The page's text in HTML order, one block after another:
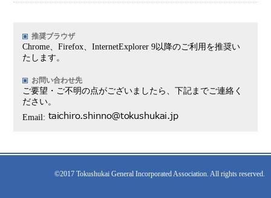
推奨ブラウザ
Chrome、Firefox、InternetExplorer 9以降のご利用を推奨い
たします。
お問い合わせ先
ご要望・ご不明の点がございましたら、下記までご連絡く
ださい。
Email:
©2017 Tokushukai General Incorporated Association. All rights reserved.